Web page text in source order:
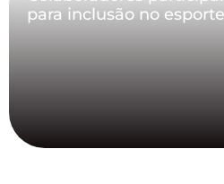
para inclusão no esporte